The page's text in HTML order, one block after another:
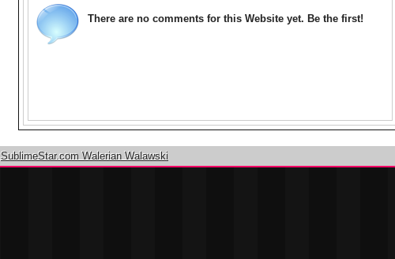
There are no comments for this Website yet. Be the first!
SublimeStar.com Walerian Walawski